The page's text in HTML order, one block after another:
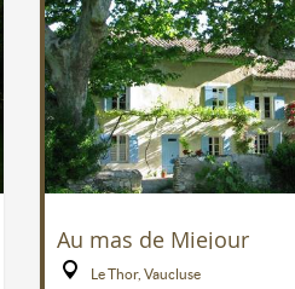
Au mas de Miejour
Le Thor, Vaucluse